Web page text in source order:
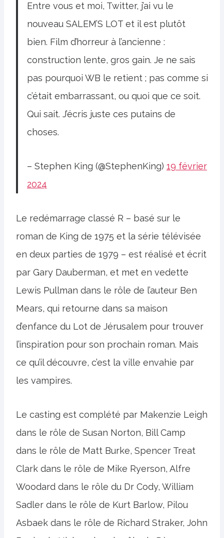
Entre vous et moi, Twitter, j’ai vu le
nouveau SALEM’S LOT et il est plutôt
bien. Film d’horreur à l’ancienne :
construction lente, gros gain. Je ne sais
pas pourquoi WB le retient ; pas comme si
c’était embarrassant, ou quoi que ce soit.
Qui sait. J’écris juste ces putains de
choses.
– Stephen King (@StephenKing) 19 février
2024
Le redémarrage classé R – basé sur le
roman de King de 1975 et la série télévisée
en deux parties de 1979 – est réalisé et écrit
par Gary Dauberman, et met en vedette
Lewis Pullman dans le rôle de l’auteur Ben
Mears, qui retourne dans sa maison
d’enfance du Lot de Jérusalem pour trouver
l’inspiration pour son prochain roman. Mais
ce qu’il découvre, c’est la ville envahie par
les vampires.
Le casting est complété par Makenzie Leigh
dans le rôle de Susan Norton, Bill Camp
dans le rôle de Matt Burke, Spencer Treat
Clark dans le rôle de Mike Ryerson, Alfre
Woodard dans le rôle du Dr Cody, William
Sadler dans le rôle de Kurt Barlow, Pilou
Asbaek dans le rôle de Richard Straker, John